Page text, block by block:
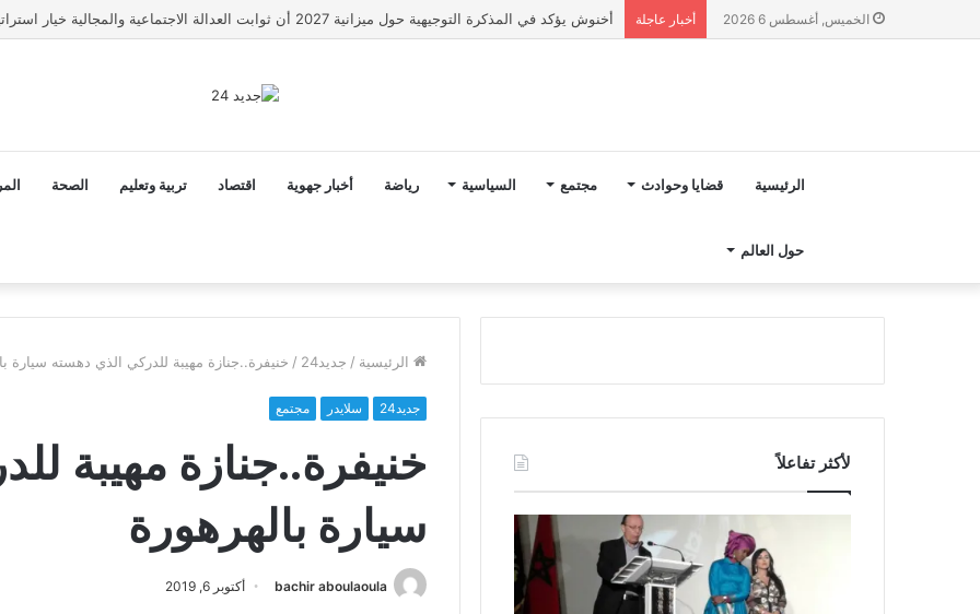
الخميس, أغسطس 6 2026 أخبار عاجلة رسميا.. تعيين هيرفي رونار مدربا لمنتخب كوت ديفوار
الرئيسية قضايا وحوادث مجتمع السياسية رياضة أخبار جهوية اقتصاد تربية وتعليم الصحة
حول العالم
الرئيسية / جديد24 / خنيفرة..جنازة مهيبة للدركي الذي دهسته سيارة
جديد24 سلايدر مجتمع
خنيفرة..جنازة مهيبة
سيارة بالهرهورة
bachir aboulaoula أكتوبر 6, 2019
لأكثر تفاعلاً